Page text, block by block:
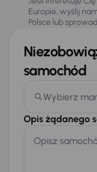
Europie, wyślij
Polsce lub
samochód
Wybierz
Opis żądanego
Opisz